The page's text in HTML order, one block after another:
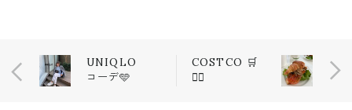
UNIQLO
コーデ🩵
COSTCO 🛒
❤️‍🔥